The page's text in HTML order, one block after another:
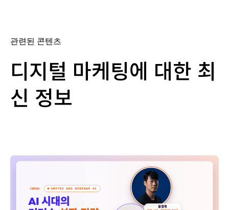
관련된 콘텐츠
디지털 마케팅에 대한 최
신 정보